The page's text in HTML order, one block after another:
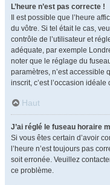
L’heure n’est pas correcte !
Il est possible que l’heure
du vôtre. Si tel était le cas,
contrôle de l’utilisateur et
adéquate, par exemple
noter que le réglage du
paramètres, n’est accessible
inscrit, c’est l’occasion idéale
Haut
J’ai réglé le fuseau horaire
Si vous êtes certain d’avoir
l’heure n’est toujours pas
soit erronée. Veuillez
ce problème.